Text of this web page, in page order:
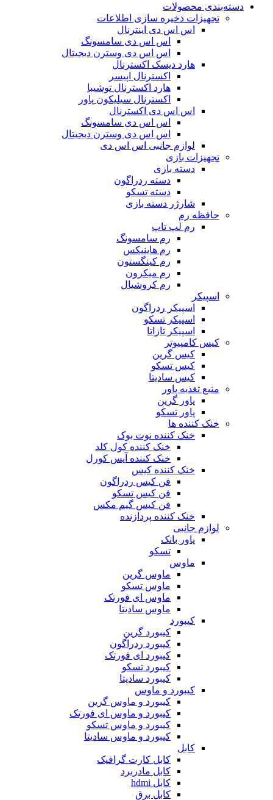
دسته‌بندی محصولات
تجهیزات ذخیره سازی اطلاعات
اس اس دی اینترنال
اس اس دی سامسونگ
اس اس دی وسترن دیجیتال
هارد دیسک اکسترنال
اکسترنال اپیسر
هارد اکسترنال توشیبا
اکسترنال سیلیکون پاور
اس اس دی اکسترنال
اس اس دی سامسونگ
اس اس دی وسترن دیجیتال
لوازم جانبی اس اس دی
تجهیزات بازی
دسته بازی
دسته ردراگون
دسته تسکو
شارژر دسته بازی
حافظه رم
رم لپ تاپ
رم سامسونگ
رم هاینیکس
رم کینگستون
رم میکرون
رم کروشیال
اسپیکر
اسپیکر ردراگون
اسپیکر تسکو
اسپیکر تازاتا
کیس کامپیوتر
کیس گرین
کیس تسکو
کیس سادیتا
منبع تغذیه‌ پاور
پاور گرین
پاور تسکو
خنک کننده ها
خنک کننده نوت بوک
خنک کننده کول کلد
خنک کننده آیس کورل
خنک کننده کیس
فن کیس ردراگون
فن کیس تسکو
فن کیس گیم مکس
خنک کننده پردازنده
لوازم جانبی
پاور بانک
تسکو
ماوس
ماوس گرین
ماوس تسکو
ماوس ای فورتک
ماوس سادیتا
کیبورد
کیبورد گرین
کیبورد ردراگون
کیبورد ای فورتک
کیبورد تسکو
کیبورد سادیتا
کیبورد و ماوس
کیبورد و ماوس گرین
کیبورد و ماوس ای فورتک
کیبورد و ماوس تسکو
کیبورد و ماوس سادیتا
کابل
کابل کارت گرافیک
کابل مادربرد
کابل hdmi
کابل برق